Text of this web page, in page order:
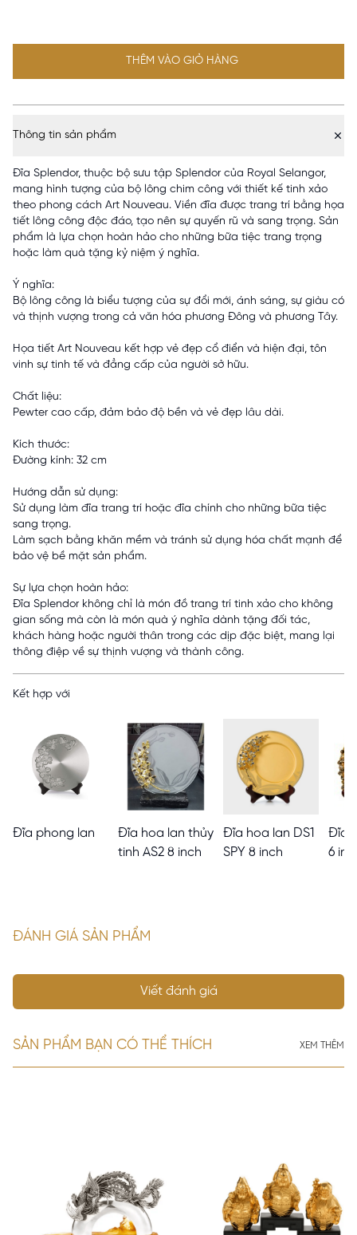
THÊM VÀO GIỎ HÀNG
Thông tin sản phẩm
Đĩa Splendor, thuộc bộ sưu tập Splendor của Royal Selangor,
mang hình tượng của bộ lông chim công với thiết kế tinh xảo
theo phong cách Art Nouveau. Viền đĩa được trang trí bằng họa
tiết lông công độc đáo, tạo nên sự quyến rũ và sang trọng. Sản
phẩm là lựa chọn hoàn hảo cho những bữa tiệc trang trọng
hoặc làm quà tặng kỷ niệm ý nghĩa.
Ý nghĩa:
Bộ lông công là biểu tượng của sự đổi mới, ánh sáng, sự giàu có
và thịnh vượng trong cả văn hóa phương Đông và phương Tây.
Họa tiết Art Nouveau kết hợp vẻ đẹp cổ điển và hiện đại, tôn
vinh sự tinh tế và đẳng cấp của người sở hữu.
Chất liệu:
Pewter cao cấp, đảm bảo độ bền và vẻ đẹp lâu dài.
Kích thước:
Đường kính: 32 cm
Hướng dẫn sử dụng:
Sử dụng làm đĩa trang trí hoặc đĩa chính cho những bữa tiệc
sang trọng.
Làm sạch bằng khăn mềm và tránh sử dụng hóa chất mạnh để
bảo vệ bề mặt sản phẩm.
Sự lựa chọn hoàn hảo:
Đĩa Splendor không chỉ là món đồ trang trí tinh xảo cho không
gian sống mà còn là món quà ý nghĩa dành tặng đối tác,
khách hàng hoặc người thân trong các dịp đặc biệt, mang lại
thông điệp về sự thịnh vượng và thành công.
Kết hợp với
Đĩa phong lan
Đĩa hoa lan thủy
tinh AS2 8 inch
Đĩa hoa lan DS1
SPY 8 inch
Đĩa
6
ĐÁNH GIÁ SẢN PHẨM
Viết đánh giá
SẢN PHẨM BẠN CÓ THỂ THÍCH XEM THÊM